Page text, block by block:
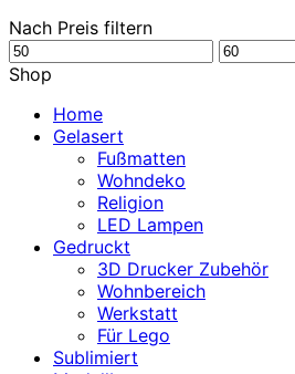
Nach Preis filtern
Min.
Preis
Max.
Shop
Home
Gelasert
Fußmatten
Wohndeko
Religion
LED Lampen
Gedruckt
3D Drucker Zubehör
Wohnbereich
Werkstatt
Für Lego
Sublimiert